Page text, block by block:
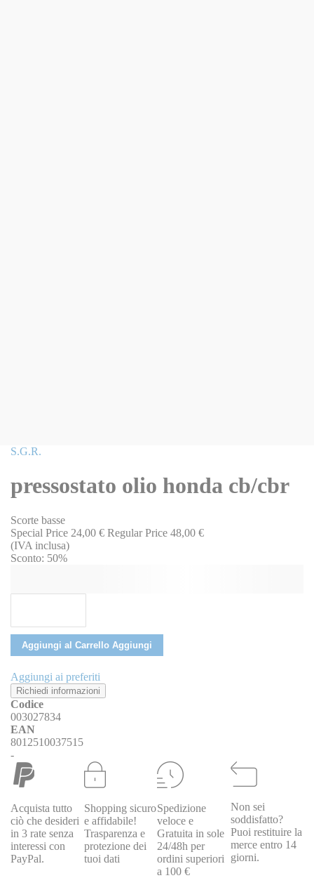
Vai
galleria
di
immagini
S.G.R.
pressostato olio honda cb/cbr
Scorte basse
Special Price 24,00 € Regular Price 48,00 €
(IVA inclusa)
Sconto: 50%
Aggiungi al Carrello Aggiungi
Aggiungi ai preferiti
Richiedi informazioni
Codice
003027834
EAN
8012510037515
-
Acquista tutto
ciò che desideri
in 3 rate senza
interessi con
PayPal.
Shopping sicuro
e affidabile!
Trasparenza e
protezione dei
tuoi dati
Spedizione
veloce e
Gratuita in sole
24/48h per
ordini superiori
a 100 €
Non sei
soddisfatto?
Puoi restituire la
merce entro 14
giorni.